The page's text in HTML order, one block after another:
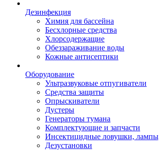
Дезинфекция
Химия для бассейна
Бесхлорные средства
Хлорсодержащие
Обеззараживание воды
Кожные антисептики
Оборудование
Ультразвуковые отпугиватели
Средства защиты
Опрыскиватели
Дустеры
Генераторы тумана
Комплектующие и запчасти
Инсектицидные ловушки,
Дезустановки